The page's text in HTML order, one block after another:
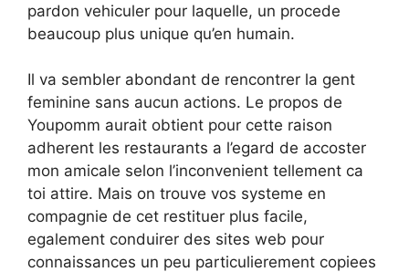
pardon vehiculer pour laquelle, un procede
beaucoup plus unique qu’en humain.
Il va sembler abondant de rencontrer la gent
feminine sans aucun actions. Le propos de
Youpomm aurait obtient pour cette raison
adherent les restaurants a l’egard de accoster
mon amicale selon l’inconvenient tellement ca
toi attire. Mais on trouve vos systeme en
compagnie de cet restituer plus facile,
egalement conduirer des sites web pour
connaissances un peu particulierement copiees